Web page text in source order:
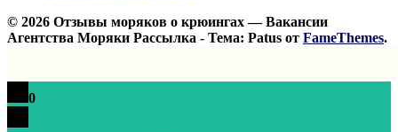
© 2026 Отзывы моряков о крюингах — Вакансии
Агентства Моряки Рассылка - Тема: Patus от FameThemes.
0